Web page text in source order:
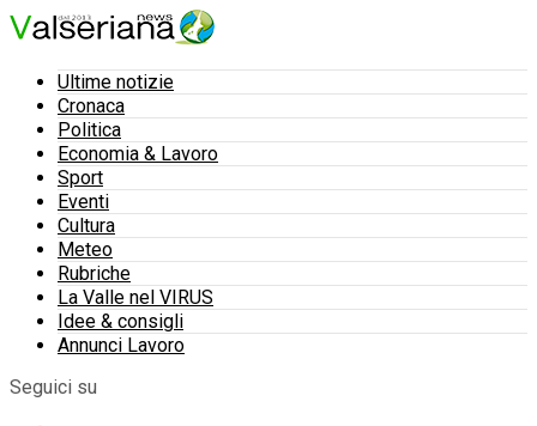
Ultime notizie
Cronaca
Politica
Economia & Lavoro
Sport
Eventi
Cultura
Meteo
Rubriche
La Valle nel VIRUS
Idee & consigli
Annunci Lavoro
Seguici su